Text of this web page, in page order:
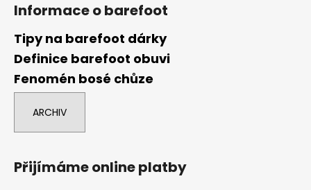
Informace o barefoot
Tipy na barefoot dárky
Definice barefoot obuvi
Fenomén bosé chůze
ARCHIV
Přijímáme online platby